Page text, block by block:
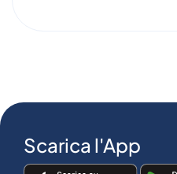
Scarica l'App